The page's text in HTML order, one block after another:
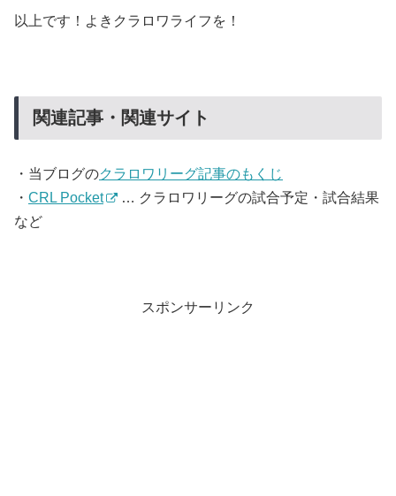
以上です！よきクラロワライフを！
関連記事・関連サイト
・当ブログのクラロワリーグ記事のもくじ
・ CRL Pocket
… クラロワリーグの試合予定・試合結果
など
スポンサーリンク